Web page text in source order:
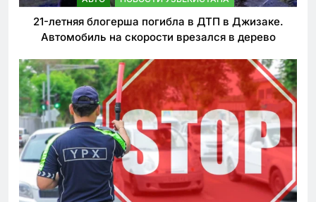
21-летняя блогерша погибла в ДТП в Джизаке.
Автомобиль на скорости врезался в дерево